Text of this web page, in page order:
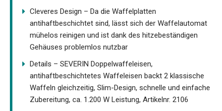
Cleveres Design – Da die Waffelplatten
antihaftbeschichtet sind, lässt sich der Waffelautomat
mühelos reinigen und ist dank des hitzebeständigen
Gehäuses problemlos nutzbar
Details – SEVERIN Doppelwaffeleisen,
antihaftbeschichtetes Waffeleisen backt 2 klassische
Waffeln gleichzeitig, Slim-Design, schnelle und einfache
Zubereitung, ca. 1.200 W Leistung, Artikelnr. 2106